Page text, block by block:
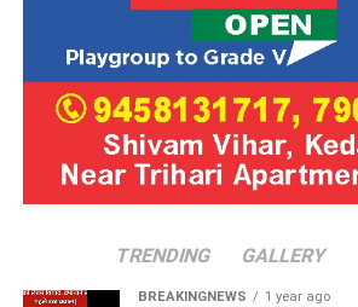
TRENDING GALLERY
BREAKINGNEWS 1 year ago